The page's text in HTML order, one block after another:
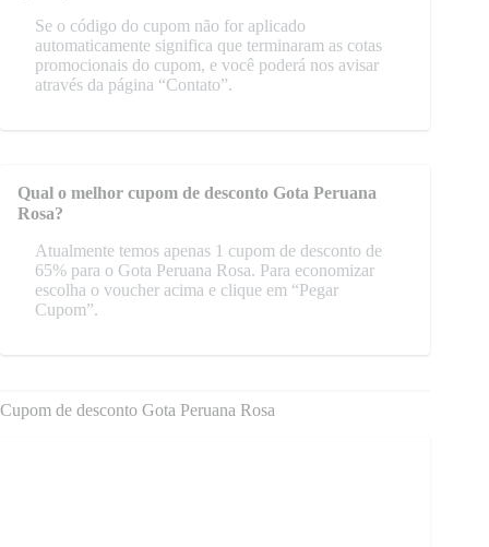
Se o código do cupom não for aplicado
automaticamente significa que terminaram as cotas
promocionais do cupom, e você poderá nos avisar
através da página “Contato”.
Qual o melhor cupom de desconto Gota Peruana
Rosa?
Atualmente temos apenas 1 cupom de desconto de
65% para o Gota Peruana Rosa. Para economizar
escolha o voucher acima e clique em “Pegar
Cupom”.
Cupom de desconto Gota Peruana Rosa